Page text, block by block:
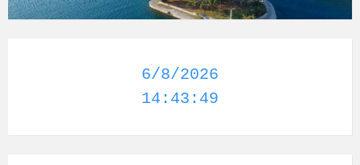
6/8/2026
14:43:50